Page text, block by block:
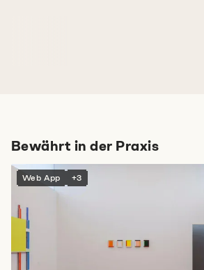
Bewährt in der Praxis
Web App +3